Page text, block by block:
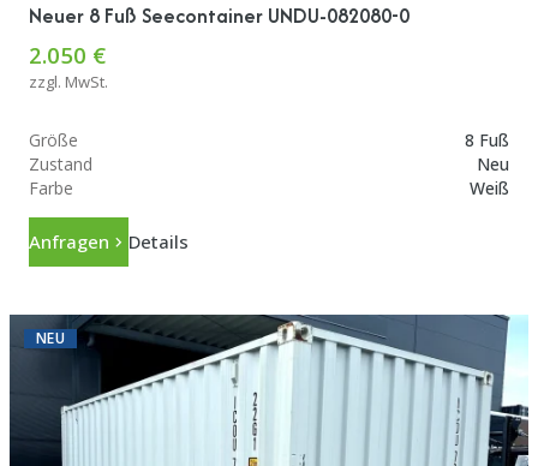
Neuer 8 Fuß Seecontainer UNDU-082080-0
2.050 €
zzgl. MwSt.
Größe
8 Fuß
Zustand
Neu
Farbe
Weiß
Anfragen Details
NEU